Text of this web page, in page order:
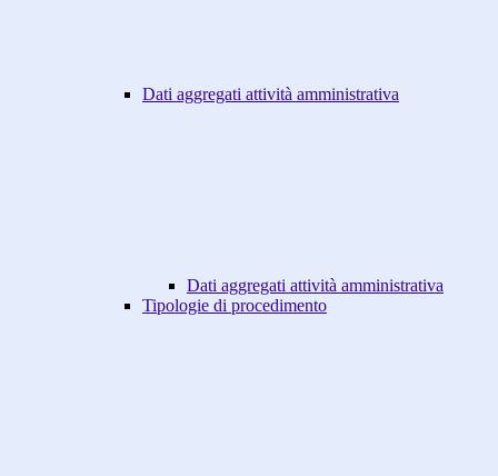
Dati aggregati attività amministrativa
Dati aggregati attività amministrativa
Tipologie di procedimento